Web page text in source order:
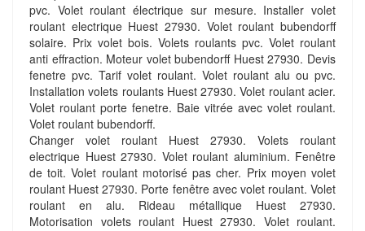
pvc. Volet roulant électrique sur mesure. Installer volet
roulant electrique Huest 27930. Volet roulant bubendorff
solaire. Prix volet bois. Volets roulants pvc. Volet roulant
anti effraction. Moteur volet bubendorff Huest 27930. Devis
fenetre pvc. Tarif volet roulant. Volet roulant alu ou pvc.
Installation volets roulants Huest 27930. Volet roulant acier.
Volet roulant porte fenetre. Baie vitrée avec volet roulant.
Volet roulant bubendorff.
Changer volet roulant Huest 27930. Volets roulant
electrique Huest 27930. Volet roulant aluminium. Fenêtre
de toit. Volet roulant motorisé pas cher. Prix moyen volet
roulant Huest 27930. Porte fenêtre avec volet roulant. Volet
roulant en alu. Rideau métallique Huest 27930.
Motorisation volets roulant Huest 27930. Volet roulant.